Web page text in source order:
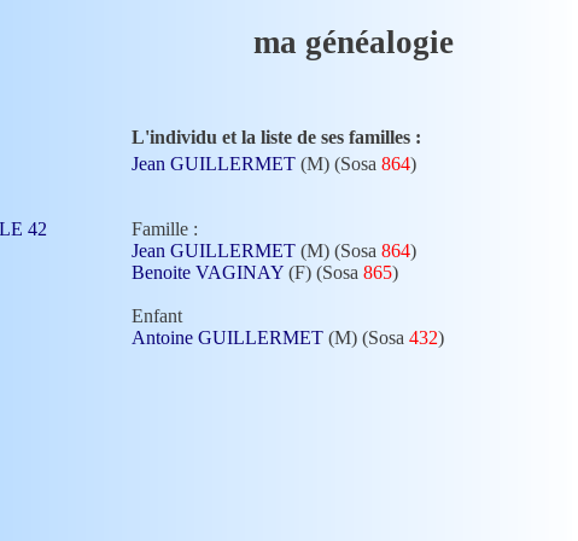
ma généalogie
L'individu et la liste de ses familles :
42
Jean GUILLERMET (M) (Sosa 864)
Famille :
Jean GUILLERMET (M) (Sosa 864)
Benoite VAGINAY (F) (Sosa 865)
Enfant
Antoine GUILLERMET (M) (Sosa 432)